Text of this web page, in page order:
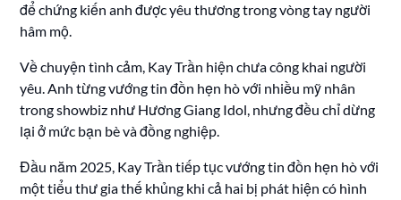
để chứng kiến anh được yêu thương trong vòng tay người
hâm mộ.
Về chuyện tình cảm, Kay Trần hiện chưa công khai người
yêu. Anh từng vướng tin đồn hẹn hò với nhiều mỹ nhân
trong showbiz như Hương Giang Idol, nhưng đều chỉ dừng
lại ở mức bạn bè và đồng nghiệp.
Đầu năm 2025, Kay Trần tiếp tục vướng tin đồn hẹn hò với
một tiểu thư gia thế khủng khi cả hai bị phát hiện có hình